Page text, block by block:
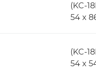
(KC-
54 x
(KC-
54 x